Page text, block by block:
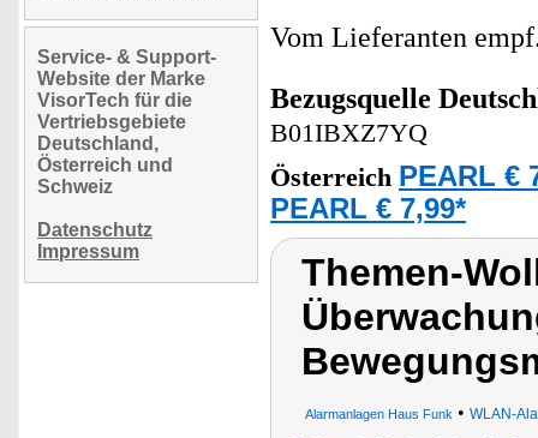
Service- & Support-
Website der Marke
VisorTech für die
Vertriebsgebiete
Deutschland,
Österreich und
Schweiz
Datenschutz
Impressum
Vom Lieferanten
Bezugsquelle
B01IBXZ7YQ
Österreich PEARL €
PEARL € 7,99*
Themen-
Alarmanlagen Haus Funk • WLAN-